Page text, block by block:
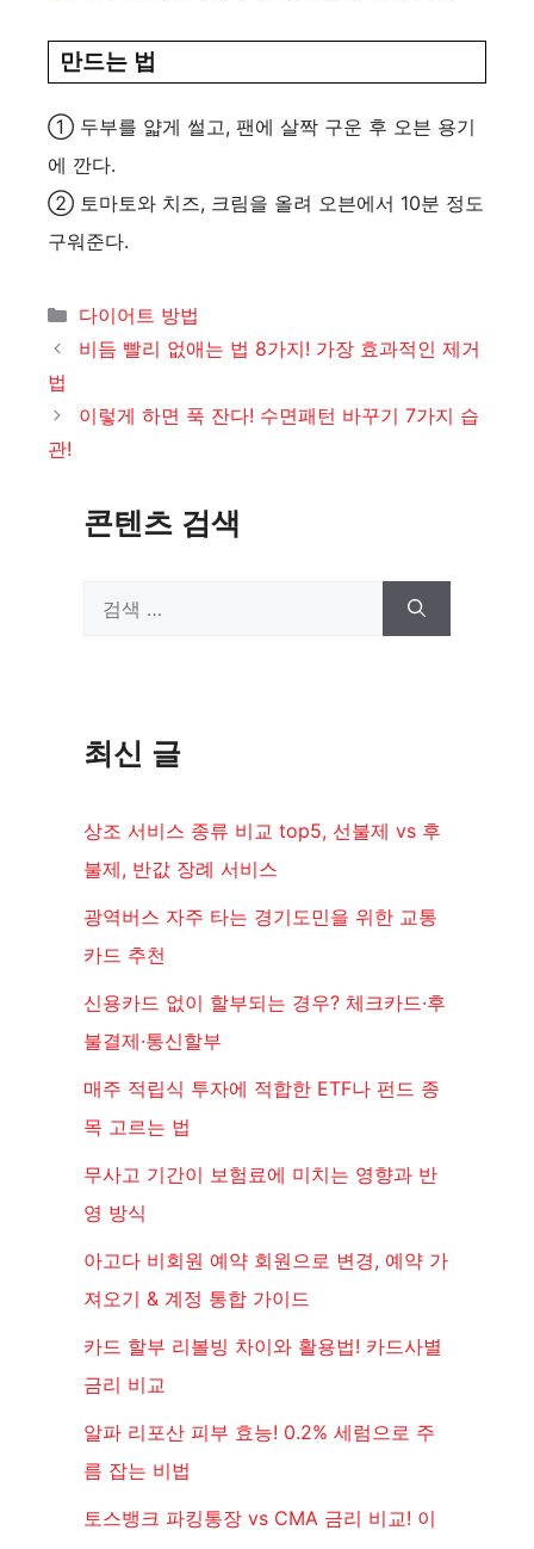
만드는 법
① 두부를 얇게 썰고, 팬에 살짝 구운 후 오븐 용기
에 깐다.
② 토마토와 치즈, 크림을 올려 오븐에서 10분 정도
구워준다.
카
테
다이어트 방법
비듬 빨리 없애는 법 8가지! 가장 효과적인 제거
법
이렇게 하면 푹 잔다! 수면패턴 바꾸기 7가지 습
관!
콘텐츠 검색
최신 글
상조 서비스 종류 비교 top5, 선불제 vs 후
불제, 반값 장례 서비스
광역버스 자주 타는 경기도민을 위한 교통
카드 추천
신용카드 없이 할부되는 경우? 체크카드·후
불결제·통신할부
매주 적립식 투자에 적합한 ETF나 펀드 종
목 고르는 법
무사고 기간이 보험료에 미치는 영향과 반
영 방식
아고다 비회원 예약 회원으로 변경, 예약 가
져오기 & 계정 통합 가이드
카드 할부 리볼빙 차이와 활용법! 카드사별
금리 비교
알파 리포산 피부 효능! 0.2% 세럼으로 주
름 잡는 비법
토스뱅크 파킹통장 vs CMA 금리 비교! 이